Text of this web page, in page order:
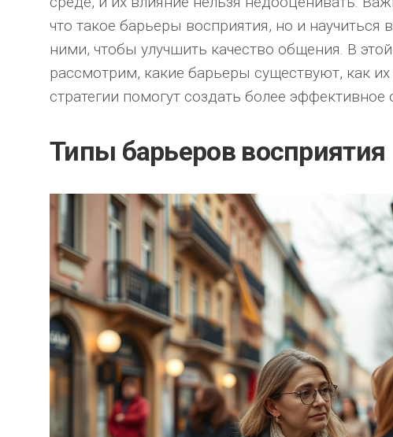
что такое барьеры восприятия, но и научиться
ними, чтобы улучшить качество общения. В
рассмотрим, какие барьеры существуют, как
стратегии помогут создать более эффективное
Типы барьеров восприятия